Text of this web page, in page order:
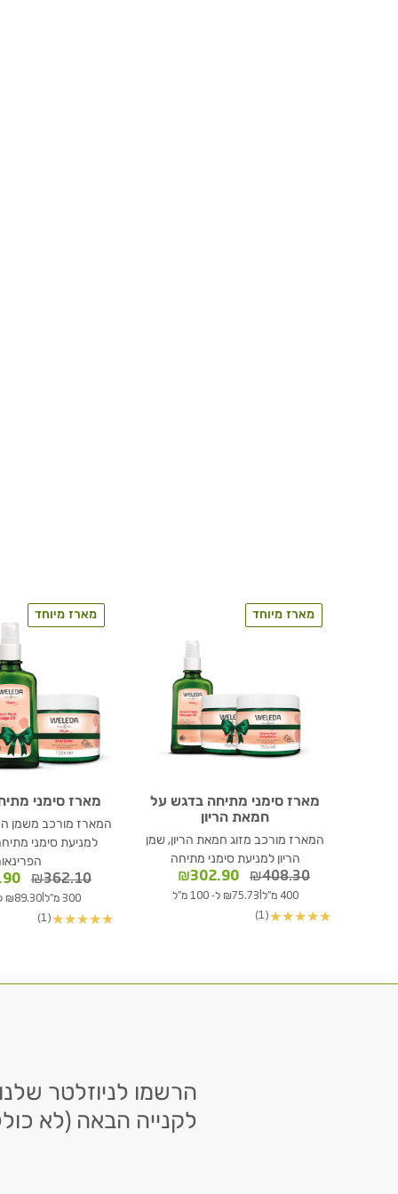
מארז מיוחד
מארז סימני מתיחה בדגש על
חמאת הריון
המארז מורכב מזוג חמאת הריון, שמן
הריון למניעת סימני מתיחה
₪408.30
המחיר
המקורי
₪302.90
הנוכחי
400 מ"ל ₪75.73 ל- 100 מ"ל
★
★
★
★
★
(1)
מארז מיוחד
מארז סימני
המארז מורכב משמן
למניעת סימני
₪362.10
300 מ"ל |₪89.30 ל- 100 מ"ל
★
★
★
★
★
(1)
לקנייה הבאה (לא